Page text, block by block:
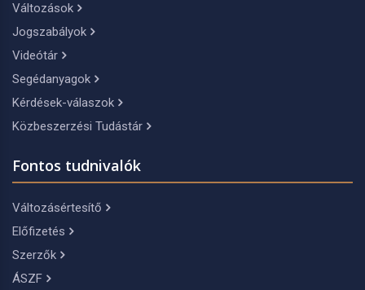
Változások
Jogszabályok
Videótár
Segédanyagok
Kérdések-válaszok
Közbeszerzési Tudástár
Fontos tudnivalók
Változásértesítő
Előfizetés
Szerzők
ÁSZF